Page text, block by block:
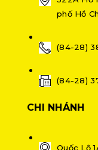
phố Hồ
(84-28)
(84-28)
CHI NHÁNH
Quốc Lộ